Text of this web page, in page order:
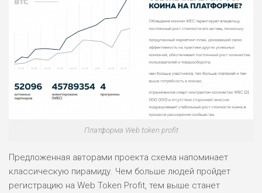
Платформа Web token profit
Предложенная авторами проекта схема напоминает
классическую пирамиду. Чем больше людей пройдет
регистрацию на Web Token Profit, тем выше станет